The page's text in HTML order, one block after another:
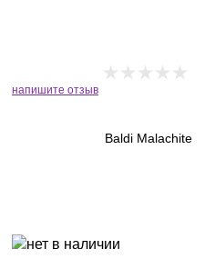
напишите отзыв
Baldi Malachite